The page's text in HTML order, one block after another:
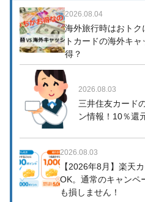
2026.08.04
海外旅行時はおトク
トカードの海外キャ
得？
2026.08.03
三井住友カード
ン情報！10％還
2026.08.03
【2026年8月】楽天
OK。通常のキャンペ
も損しません！